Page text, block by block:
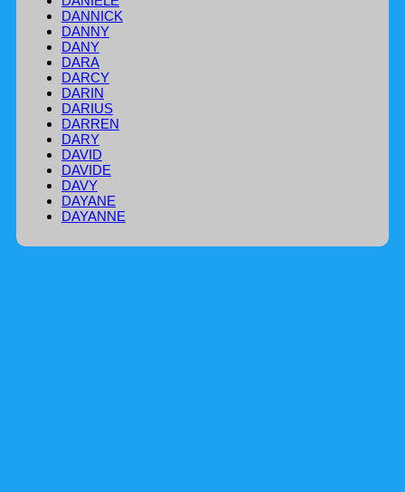
DANNICK
DANNY
DANY
DARA
DARCY
DARIN
DARIUS
DARREN
DARY
DAVID
DAVIDE
DAVY
DAYANE
DAYANNE